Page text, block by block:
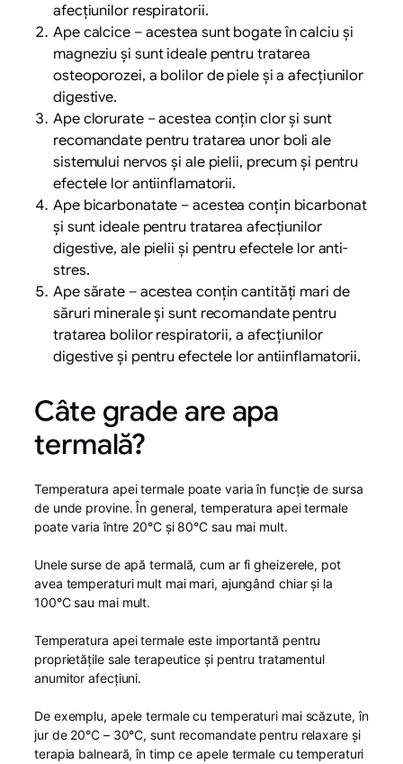
afecțiunilor respiratorii.
Ape calcice – acestea sunt bogate în calciu și
magneziu și sunt ideale pentru tratarea
osteoporozei, a bolilor de piele și a afecțiunilor
digestive.
Ape clorurate – acestea conțin clor și sunt
recomandate pentru tratarea unor boli ale
sistemului nervos și ale pielii, precum și pentru
efectele lor antiinflamatorii.
Ape bicarbonatate – acestea conțin bicarbonat
și sunt ideale pentru tratarea afecțiunilor
digestive, ale pielii și pentru efectele lor anti-
stres.
Ape sărate – acestea conțin cantități mari de
săruri minerale și sunt recomandate pentru
tratarea bolilor respiratorii, a afecțiunilor
digestive și pentru efectele lor antiinflamatorii.
Câte grade are apa
termală?
Temperatura apei termale poate varia în funcție de sursa
de unde provine. În general, temperatura apei termale
poate varia între 20°C și 80°C sau mai mult.
Unele surse de apă termală, cum ar fi gheizerele, pot
avea temperaturi mult mai mari, ajungând chiar și la
100°C sau mai mult.
Temperatura apei termale este importantă pentru
proprietățile sale terapeutice și pentru tratamentul
anumitor afecțiuni.
De exemplu, apele termale cu temperaturi mai scăzute, în
jur de 20°C – 30°C, sunt recomandate pentru relaxare și
terapia balneară, în timp ce apele termale cu temperaturi